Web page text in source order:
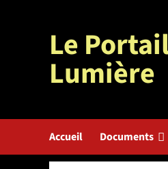
Le
Lumière
Accueil Documents